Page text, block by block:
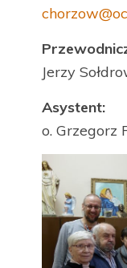
Jerzy
Asystent:
o. Grzegorz